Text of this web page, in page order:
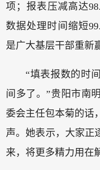
项；报表压减高达
数据处理时间缩短
是广大基层干部重新
“填表报数的时
间多了。”贵阳市南
委会主任包本菊的话
声。她表示，大家正
来，将更多精力用在